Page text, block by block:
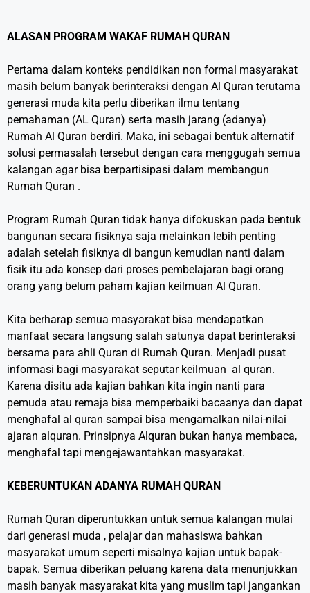
ALASAN PROGRAM WAKAF RUMAH QURAN
Pertama dalam konteks pendidikan non formal masyarakat
masih belum banyak berinteraksi dengan Al Quran terutama
generasi muda kita perlu diberikan ilmu tentang
pemahaman (AL Quran) serta masih jarang (adanya)
Rumah Al Quran berdiri. Maka, ini sebagai bentuk alternatif
solusi permasalah tersebut dengan cara menggugah semua
kalangan agar bisa berpartisipasi dalam membangun
Rumah Quran .
Program Rumah Quran tidak hanya difokuskan pada bentuk
bangunan secara fisiknya saja melainkan lebih penting
adalah setelah fisiknya di bangun kemudian nanti dalam
fisik itu ada konsep dari proses pembelajaran bagi orang
orang yang belum paham kajian keilmuan Al Quran.
Kita berharap semua masyarakat bisa mendapatkan
manfaat secara langsung salah satunya dapat berinteraksi
bersama para ahli Quran di Rumah Quran. Menjadi pusat
informasi bagi masyarakat seputar keilmuan al quran.
Karena disitu ada kajian bahkan kita ingin nanti para
pemuda atau remaja bisa memperbaiki bacaanya dan dapat
menghafal al quran sampai bisa mengamalkan nilai-nilai
ajaran alquran. Prinsipnya Alquran bukan hanya membaca,
menghafal tapi mengejawantahkan masyarakat.
KEBERUNTUKAN ADANYA RUMAH QURAN
Rumah Quran diperuntukkan untuk semua kalangan mulai
dari generasi muda , pelajar dan mahasiswa bahkan
masyarakat umum seperti misalnya kajian untuk bapak-
bapak. Semua diberikan peluang karena data menunjukkan
masih banyak masyarakat kita yang muslim tapi jangankan